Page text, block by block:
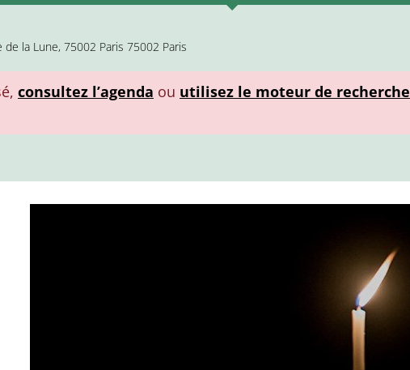
la Lune, 75002 Paris 75002 Paris
consultez l’agenda ou utilisez le moteur de recherche